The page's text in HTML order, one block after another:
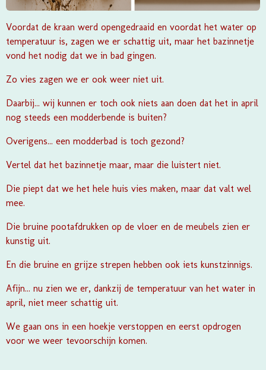
Voordat de kraan werd opengedraaid en voordat het water op
temperatuur is, zagen we er schattig uit, maar het bazinnetje
vond het nodig dat we in bad gingen.
Zo vies zagen we er ook weer niet uit.
Daarbij... wij kunnen er toch ook niets aan doen dat het in april
nog steeds een modderbende is buiten?
Overigens... een modderbad is toch gezond?
Vertel dat het bazinnetje maar, maar die luistert niet.
Die piept dat we het hele huis vies maken, maar dat valt wel
mee.
Die bruine pootafdrukken op de vloer en de meubels zien er
kunstig uit.
En die bruine en grijze strepen hebben ook iets kunstzinnigs.
Afijn... nu zien we er, dankzij de temperatuur van het water in
april, niet meer schattig uit.
We gaan ons in een hoekje verstoppen en eerst opdrogen
voor we weer tevoorschijn komen.